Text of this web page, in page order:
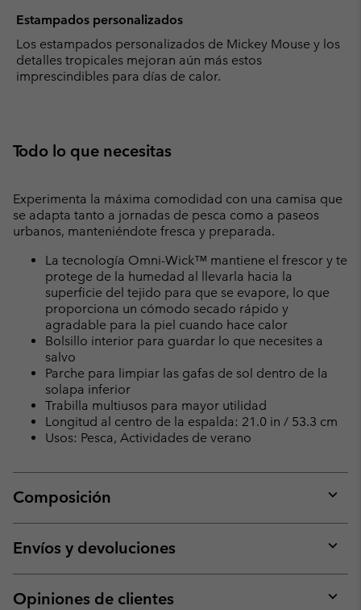
Estampados personalizados
Los estampados personalizados de Mickey Mouse y los
detalles tropicales mejoran aún más estos
imprescindibles para días de calor.
Todo lo que necesitas
Experimenta la máxima comodidad con una camisa que
se adapta tanto a jornadas de pesca como a paseos
urbanos, manteniéndote fresca y preparada.
La tecnología Omni-Wick™ mantiene el frescor y te
protege de la humedad al llevarla hacia la
superficie del tejido para que se evapore, lo que
proporciona un cómodo secado rápido y
agradable para la piel cuando hace calor
Bolsillo interior para guardar lo que necesites a
salvo
Parche para limpiar las gafas de sol dentro de la
solapa inferior
Trabilla multiusos para mayor utilidad
Longitud al centro de la espalda: 21.0 in / 53.3 cm
Usos: Pesca, Actividades de verano
Composición
or
Envíos y devoluciones
or
Opiniones de clientes